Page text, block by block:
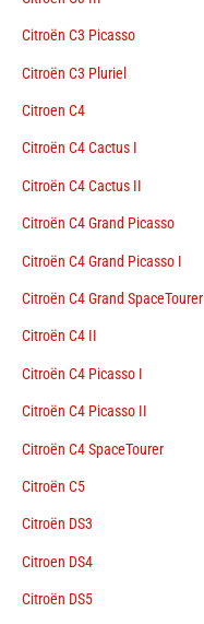
Citroën C3 Picasso
Citroën C3 Pluriel
Citroen C4
Citroën C4 Cactus I
Citroën C4 Cactus II
Citroën C4 Grand Picasso
Citroën C4 Grand Picasso I
Citroën C4 Grand SpaceTourer
Citroën C4 II
Citroën C4 Picasso I
Citroën C4 Picasso II
Citroën C4 SpaceTourer
Citroën C5
Citroën DS3
Citroen DS4
Citroën DS5